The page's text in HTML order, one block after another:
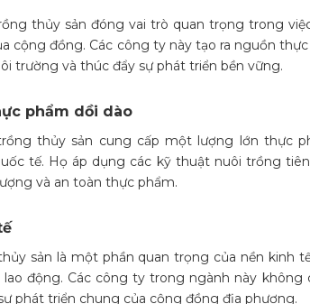
thủy sản đóng vai trò quan trọng trong
cộng đồng. Các công ty này tạo ra nguồn
trường và thúc đẩy sự phát triển bền vững.
phẩm dồi dào
thủy sản cung cấp một lượng lớn thực
tế. Họ áp dụng các kỹ thuật nuôi trồng
và an toàn thực phẩm.
sản là một phần quan trọng của nền kinh
động. Các công ty trong ngành này không
phát triển chung của cộng đồng địa phương.